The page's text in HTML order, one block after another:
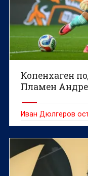
Копенхаген
Пламен
Иван Дюлгеров